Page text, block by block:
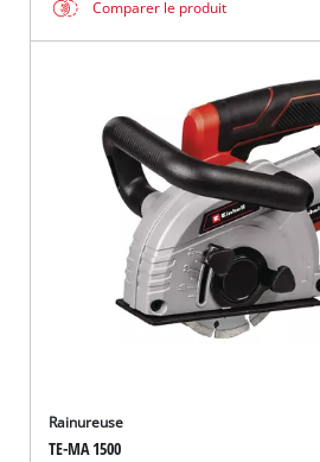
Comparer le produit
Rainureuse
TE-MA 1500